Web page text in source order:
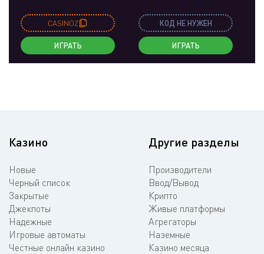
CASINOZ
ИГРАТЬ
КОД НЕ НУЖЕН
ИГРАТЬ
Казино
Новые
Черный список
Закрытые
Джекпоты
Надежные
Игровые автоматы
Честные онлайн казино
Другие разделы
Производители
Ввод/Вывод
Крипто
Живые платформы
Агрегаторы
Наземные
Казино месяца